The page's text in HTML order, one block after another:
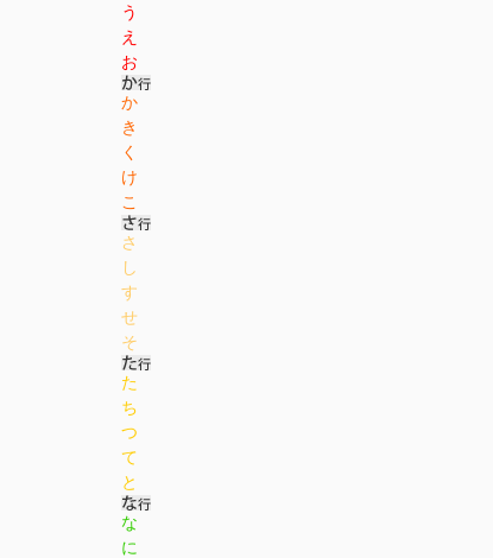
う
え
お
か
き
く
け
こ
さ
し
す
せ
そ
た
ち
つ
て
と
な
に